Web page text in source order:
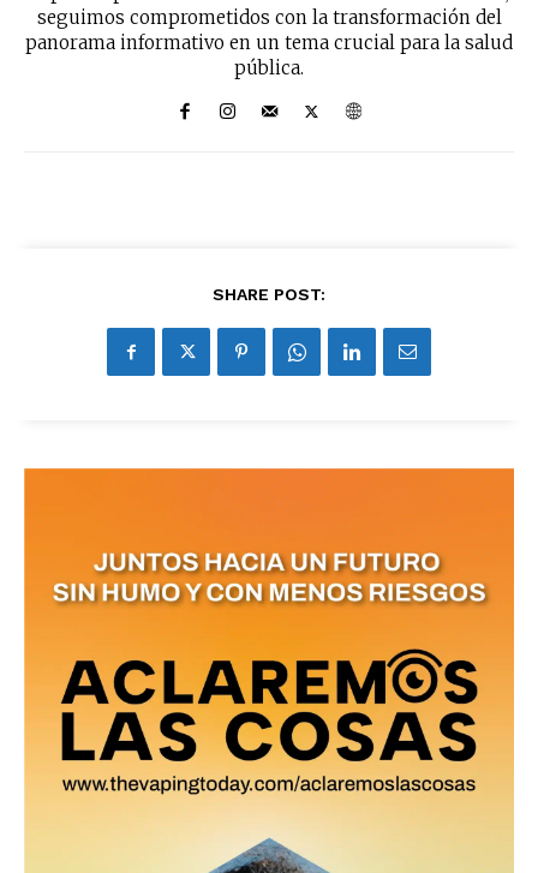
electrónico.
Subscribe to our daily clipping and
receive all the news of vaping and
tobacco harm reduction in your email.
seguimos comprometidos con la transformación del
panorama informativo en un tema crucial para la salud
pública.
SHARE POST: